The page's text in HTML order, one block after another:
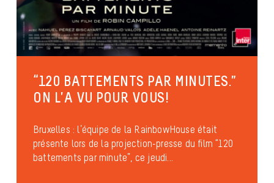
“120 BATTEMENTS PAR MINUTES.”
ON L’A VU POUR VOUS!
Bruxelles : l’équipe de la RainbowHouse était
présente lors de la projection-presse du film “120
battements par minute”, ce jeudi...